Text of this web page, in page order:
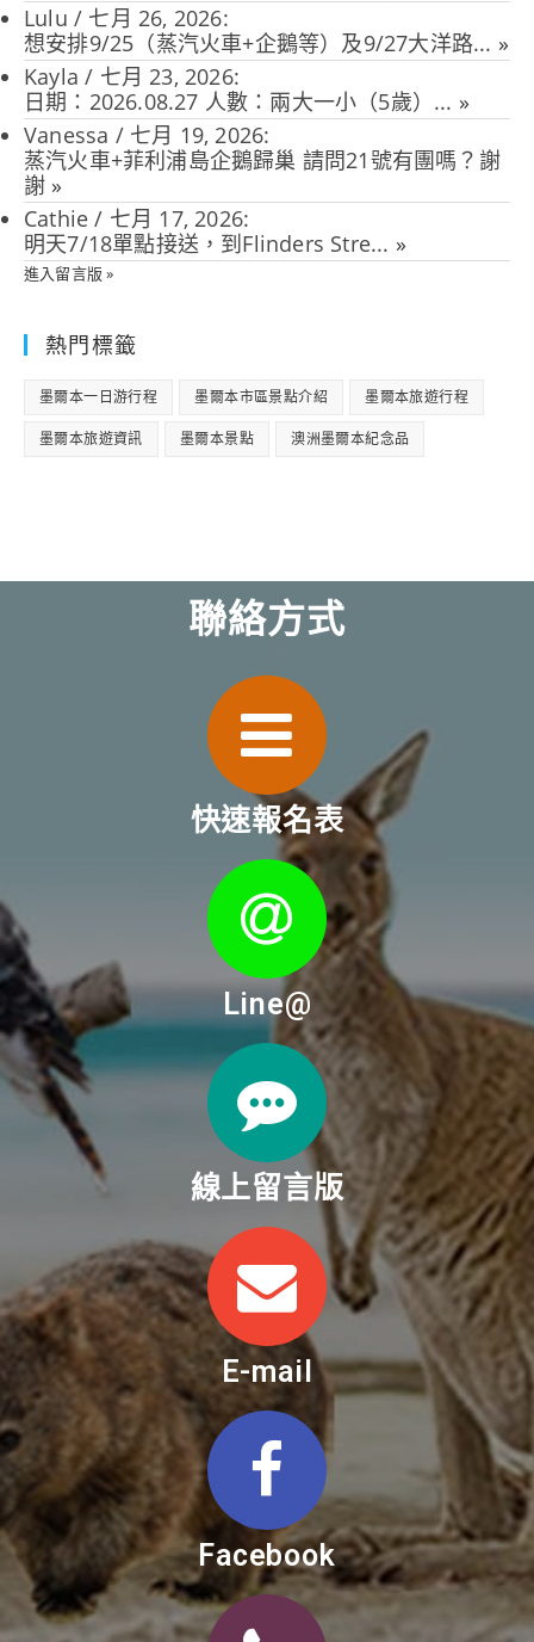
Lulu / 七月 26, 2026:
想安排9/25（蒸汽火車+企鵝等）及9/27大洋路... »
Kayla / 七月 23, 2026:
日期：2026.08.27 人數：兩大一小（5歲）... »
Vanessa / 七月 19, 2026:
蒸汽火車+菲利浦島企鵝歸巢 請問21號有團嗎？謝
謝 »
Cathie / 七月 17, 2026:
明天7/18單點接送，到Flinders Stre... »
進入留言版 »
熱門標籤
墨爾本一日游行程 墨爾本市區景點介紹 墨爾本旅遊行程
墨爾本旅遊資訊 墨爾本景點 澳洲墨爾本紀念品
聯絡方式
快速報名表
Line@
線上留言版
E-mail
Facebook